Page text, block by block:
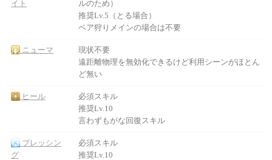
イト
ルのため）
推奨Lv.5（とる場合）
ベア狩りメインの場合は不要
ニューマ
現状不要
遠距離物理を無効化できるけど利用シーンがほとん
ど無い
ヒール
必須スキル
推奨Lv.10
言わずもがな回復スキル
ブレッシン
グ
必須スキル
推奨Lv.10